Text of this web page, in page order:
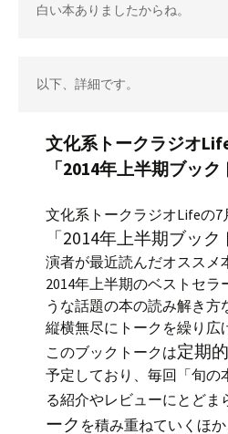
白い本ありましたからね。
文化系トークラジオ
「2014年上半期ブック
文化系トークラジオLifeの7
「2014年上半期ブック
演者が最近読んだオススメ
2014年上半期のベストセラ
うな話題の本の読み解き
縦横無尽にトークを繰り広
このブックトークは定期
予定しており、毎回「旬の
る紹介やレビューにとどま
ーク を積み重ねていくほ